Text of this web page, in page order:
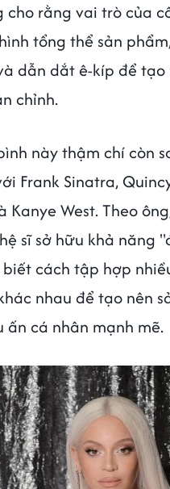
cho rằng vai trò của
tổng thể sản
dẫn dắt ê-kíp để tạo
chỉnh.
này thậm chí còn
Frank Sinatra,
Kanye West. Theo
sĩ sở hữu khả năng
cách tập hợp
nhau để tạo nên
ấn cá nhân mạnh mẽ.